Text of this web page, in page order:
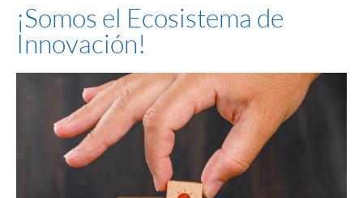
¡Somos el Ecosistema de
Innovación!